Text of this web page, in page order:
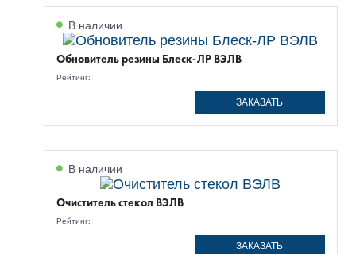
В наличии
Обновитель резины Блеск-ЛР ВЭЛВ
Рейтинг:
ЗАКАЗАТЬ
В наличии
Очиститель стекол ВЭЛВ
Рейтинг:
ЗАКАЗАТЬ